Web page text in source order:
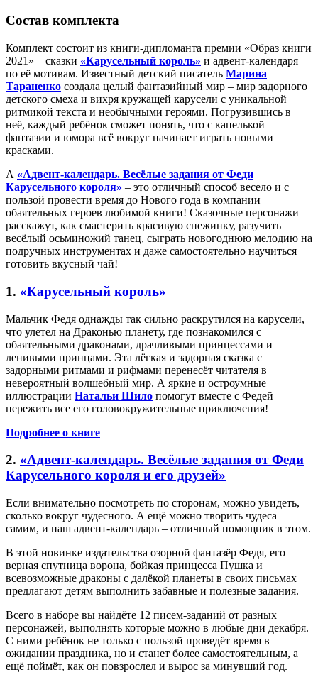
Состав комплекта
Комплект состоит из книги-дипломанта премии «Образ книги
2021» – сказки «Карусельный король» и адвент-календаря
по её мотивам. Известный детский писатель Марина
Тараненко создала целый фантазийный мир – мир задорного
детского смеха и вихря кружащей карусели с уникальной
ритмикой текста и необычными героями. Погрузившись в
неё, каждый ребёнок сможет понять, что с капелькой
фантазии и юмора всё вокруг начинает играть новыми
красками.
А «Адвент-календарь. Весёлые задания от Феди
Карусельного короля» – это отличный способ весело и с
пользой провести время до Нового года в компании
обаятельных героев любимой книги! Сказочные персонажи
расскажут, как смастерить красивую снежинку, разучить
весёлый осьминожий танец, сыграть новогоднюю мелодию на
подручных инструментах и даже самостоятельно научиться
готовить вкусный чай!
1. «Карусельный король»
Мальчик Федя однажды так сильно раскрутился на карусели,
что улетел на Драконью планету, где познакомился с
обаятельными драконами, драчливыми принцессами и
ленивыми принцами. Эта лёгкая и задорная сказка с
задорными ритмами и рифмами перенесёт читателя в
невероятный волшебный мир. А яркие и остроумные
иллюстрации Натальи Шило помогут вместе с Федей
пережить все его головокружительные приключения!
Подробнее о книге
2. «Адвент-календарь. Весёлые задания от Феди
Карусельного короля и его друзей»
Если внимательно посмотреть по сторонам, можно увидеть,
сколько вокруг чудесного. А ещё можно творить чудеса
самим, и наш адвент-календарь – отличный помощник в этом.
В этой новинке издательства озорной фантазёр Федя, его
верная спутница ворона, бойкая принцесса Пушка и
всевозможные драконы с далёкой планеты в своих письмах
предлагают детям выполнить забавные и полезные задания.
Всего в наборе вы найдёте 12 писем-заданий от разных
персонажей, выполнять которые можно в любые дни декабря.
С ними ребёнок не только с пользой проведёт время в
ожидании праздника, но и станет более самостоятельным, а
ещё поймёт, как он повзрослел и вырос за минувший год.